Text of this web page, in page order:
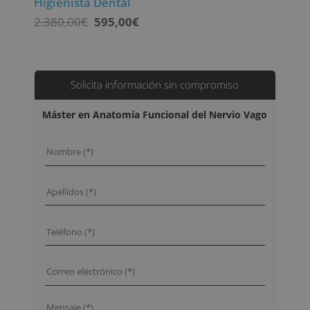
2.380,00€ El
era:
2.380,00€.
595,00€El
es:
595,00€.
Solicita información sin compromiso
Máster en Anatomía Funcional del Nervio Vago